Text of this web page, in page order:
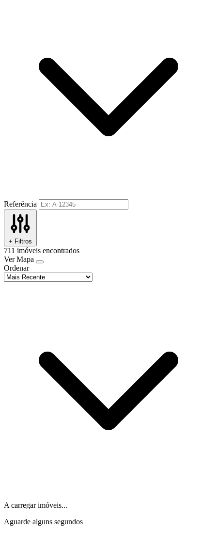
Referência
+ Filtros
711 imóveis encontrados
Ver Mapa
Ordenar
A carregar imóveis...
Aguarde alguns segundos